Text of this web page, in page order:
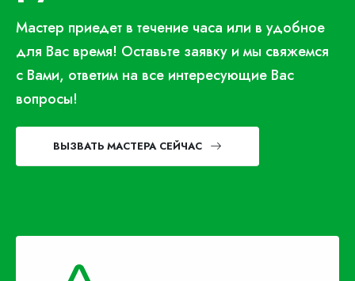
Мастер приедет в течение часа или в удобное
для Вас время! Оставьте заявку и мы свяжемся
с Вами, ответим на все интересующие Вас
вопросы!
ВЫЗВАТЬ МАСТЕРА СЕЙЧАС